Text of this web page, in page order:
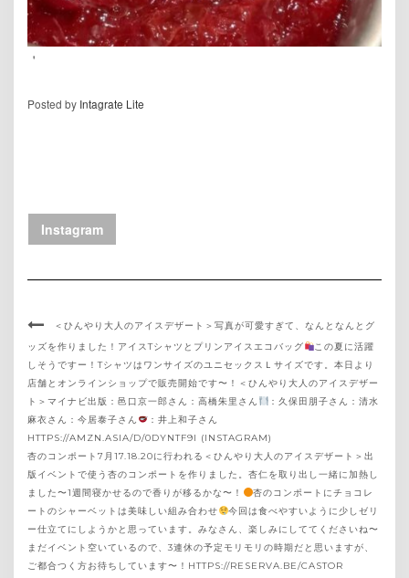
＇
Posted by Intagrate Lite
Instagram
＜ひんやり大人のアイスデザート＞写真が可愛すぎて、なんとなんとグ
ッズを作りました！アイスTシャツとプリンアイスエコバッグ
この夏に活躍
しそうですー！TシャツはワンサイズのユニセックスＬサイズです。本日より
店舗とオンラインショップで販売開始です〜！＜ひんやり大人のアイスデザー
ト＞マイナビ出版：邑口京一郎さん：高橋朱里さん
：久保田朋子さん：清水
麻衣さん：今居泰子さん
：井上和子さん
HTTPS://AMZN.ASIA/D/0DYNTF9I (INSTAGRAM)
杏のコンポート7月17.18.20に行われる＜ひんやり大人のアイスデザート＞出
版イベントで使う杏のコンポートを作りました。杏仁を取り出し一緒に加熱し
ました〜1週間寝かせるので香りが移るかな〜！
杏のコンポートにチョコレ
ートのシャーベットは美味しい組み合わせ
今回は食べやすいように少しゼリ
ー仕立てにしようかと思っています。みなさん、楽しみにしててくださいね〜
まだイベント空いているので、3連休の予定モリモリの時期だと思いますが、
ご都合つく方お待ちしています〜！HTTPS://RESERVA.BE/CASTOR